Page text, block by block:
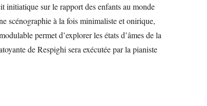
initiatique sur le rapport des enfants au monde
scénographie à la fois minimaliste et onirique,
permet d’explorer les états d’âmes de la
de Respighi sera exécutée par la pianiste